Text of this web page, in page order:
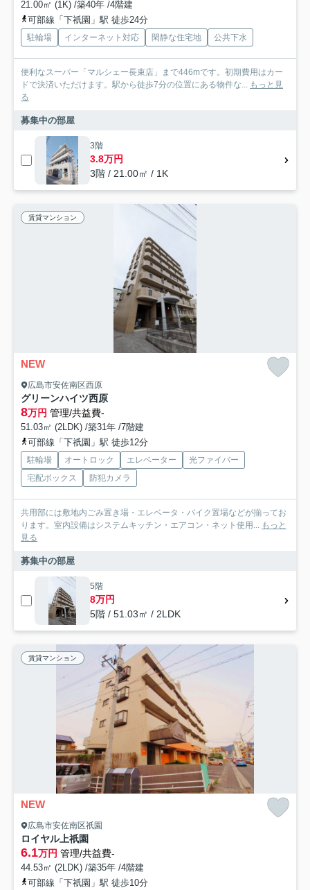
21.00㎡ (1K) /築40年 /4階建
可部線「下祇園」駅 徒歩24分
駐輪場 インターネット対応 閑静な住宅地 公共下水
便利なスーパー「マルシェー長束店」まで446mです。初期費用はカー
ドで決済いただけます。駅から徒歩7分の位置にある物件な... もっと見
る
募集中の部屋
3階
3.8万円
3階 / 21.00㎡ / 1K
賃貸マンション
NEW
広島市安佐南区西原
グリーンハイツ西原
8万円 管理/共益費-
51.03㎡ (2LDK) /築31年 /7階建
可部線「下祇園」駅 徒歩12分
駐輪場 オートロック エレベーター
光ファイバー
宅配ボックス
防犯カメラ
共用部には敷地内ごみ置き場・エレベータ・バイク置場などが揃ってお
ります。室内設備はシステムキッチン・エアコン・ネット使用... もっと
見る
募集中の部屋
5階
8万円
5階 / 51.03㎡ / 2LDK
賃貸マンション
NEW
広島市安佐南区祇園
ロイヤル上祇園
6.1万円 管理/共益費-
44.53㎡ (2LDK) /築35年 /4階建
可部線「下祇園」駅 徒歩10分